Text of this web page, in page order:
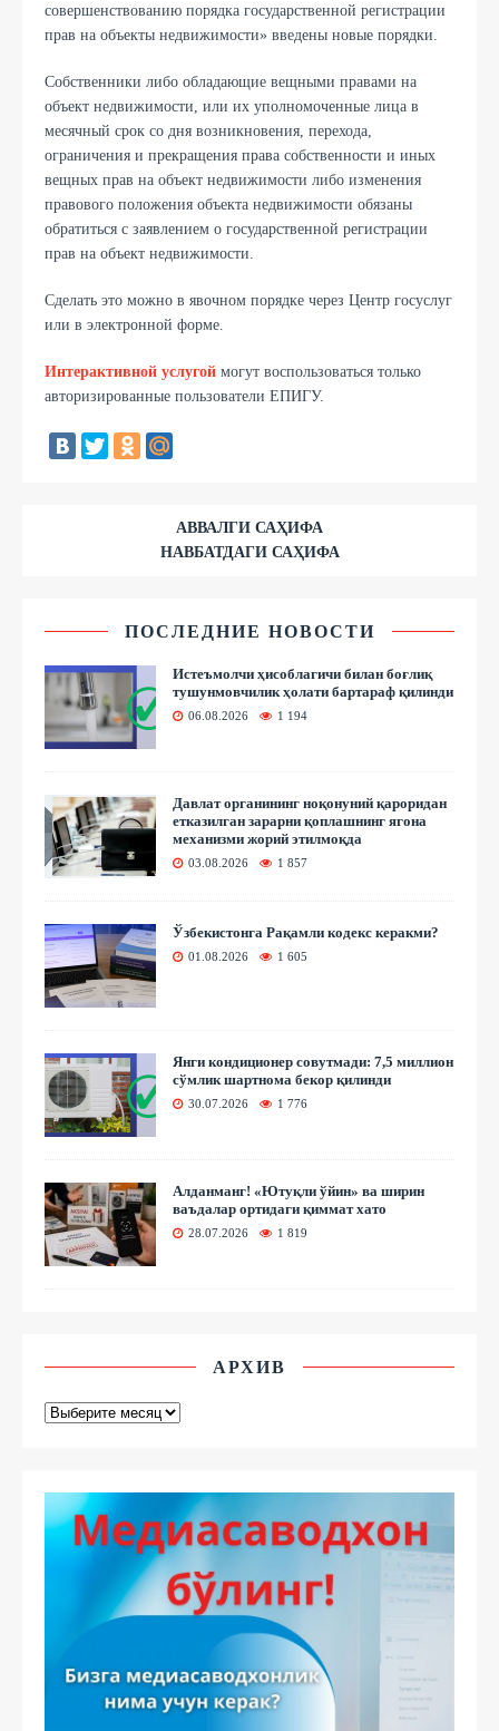
совершенствованию порядка государственной регистрации
прав на объекты недвижимости» введены новые порядки.
Собственники либо обладающие вещными правами на
объект недвижимости, или их уполномоченные лица в
месячный срок со дня возникновения, перехода,
ограничения и прекращения права собственности и иных
вещных прав на объект недвижимости либо изменения
правового положения объекта недвижимости обязаны
обратиться с заявлением о государственной регистрации
прав на объект недвижимости.
Сделать это можно в явочном порядке через Центр госуслуг
или в электронной форме.
Интерактивной услугой могут воспользоваться только
авторизированные пользователи ЕПИГУ.
АВВАЛГИ САҲИФА
НАВБАТДАГИ САҲИФА
ПОСЛЕДНИЕ НОВОСТИ
Истеъмолчи ҳисоблагичи билан боғлиқ
тушунмовчилик ҳолати бартараф қилинди
06.08.2026 1 194
Давлат органининг ноқонуний қароридан
етказилган зарарни қоплашнинг ягона
механизми жорий этилмоқда
03.08.2026 1 857
Ўзбекистонга Рақамли кодекс керакми?
01.08.2026 1 605
Янги кондиционер совутмади: 7,5 миллион
сўмлик шартнома бекор қилинди
30.07.2026 1 776
Алданманг! «Ютуқли ўйин» ва ширин
ваъдалар ортидаги қиммат хато
28.07.2026 1 819
АРХИВ